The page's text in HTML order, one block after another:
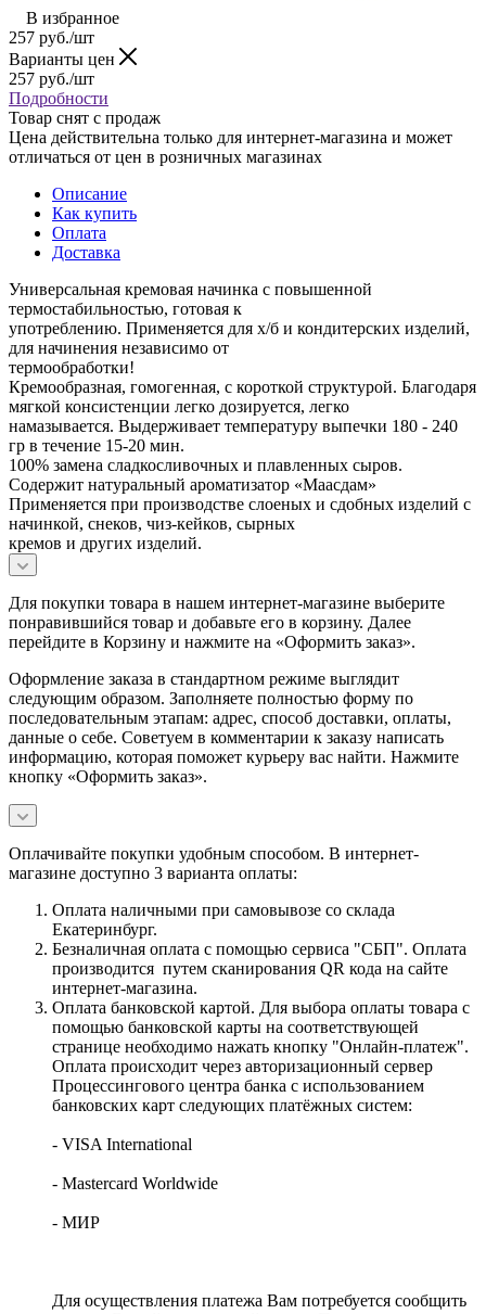
В избранное
257 руб./шт
Варианты цен
257 руб./шт
Подробности
Товар снят с продаж
Цена действительна только для интернет-магазина и может
отличаться от цен в розничных магазинах
Описание
Как купить
Оплата
Доставка
Универсальная кремовая начинка с повышенной
термостабильностью, готовая к
употреблению. Применяется для х/б и кондитерских изделий,
для начинения независимо от
термообработки!
Кремообразная, гомогенная, с короткой структурой. Благодаря
мягкой консистенции легко дозируется, легко
намазывается. Выдерживает температуру выпечки 180 - 240
гр в течение 15-20 мин.
100% замена сладкосливочных и плавленных сыров.
Содержит натуральный ароматизатор «Маасдам»
Применяется при производстве слоеных и сдобных изделий с
начинкой, снеков, чиз-кейков, сырных
кремов и других изделий.
Для покупки товара в нашем интернет-магазине выберите
понравившийся товар и добавьте его в корзину. Далее
перейдите в Корзину и нажмите на «Оформить заказ».
Оформление заказа в стандартном режиме выглядит
следующим образом. Заполняете полностью форму по
последовательным этапам: адрес, способ доставки, оплаты,
данные о себе. Советуем в комментарии к заказу написать
информацию, которая поможет курьеру вас найти. Нажмите
кнопку «Оформить заказ».
Оплачивайте покупки удобным способом. В интернет-
магазине доступно 3 варианта оплаты:
Оплата наличными при самовывозе со склада
Екатеринбург.
Безналичная оплата с помощью сервиса "СБП". Оплата
производится путем сканирования QR кода на сайте
интернет-магазина.
Оплата банковской картой. Для выбора оплаты товара с
помощью банковской карты на соответствующей
странице необходимо нажать кнопку "Онлайн-платеж".
Оплата происходит через авторизационный сервер
Процессингового центра банка с использованием
банковских карт следующих платёжных систем:
- VISA International
- Mastercard Worldwide
- МИР
Для осуществления платежа Вам потребуется сообщить